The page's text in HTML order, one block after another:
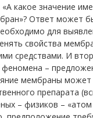
какое значение
Ответ может
для
свойства
средствами. И
феномена –
мембраны может
препарата
– физиков –